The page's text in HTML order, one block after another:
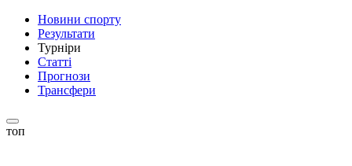
Новини спорту
Результати
Турніри
Статті
Прогнози
Трансфери
топ